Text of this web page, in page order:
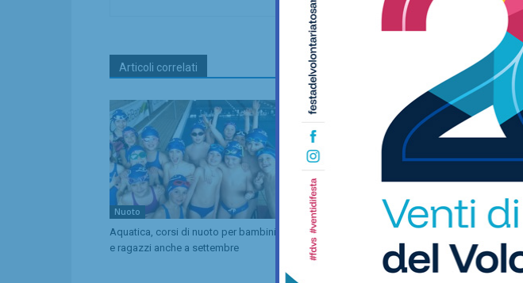
Articoli correlati
Nuoto
Aquatica, corsi di nuoto per bambini
e ragazzi anche a settembre
Calcio
Coppa Italia di Serie D, il Grassina
comincia il 23 agosto contro la
Lucchese
Calcio
Serie
tre